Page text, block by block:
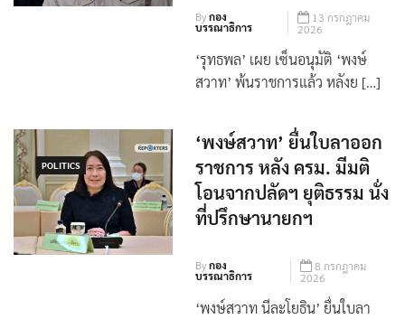
Byกอง
บรรณาธิการ
13 กรกฎาคม
2026
‘รุทธพล’ เผย เซ็นอนุมัติ ‘พงษ์
สวาท’ พ้นราชการแล้ว หลังย […]
POLITICS
‘พงษ์สวาท’ ยื่นใบลาออก
ราชการ หลัง ครม. มีมติ
โอนจากปลัดฯ ยุติธรรม นั่ง
ที่ปรึกษานายกฯ
Byกอง
บรรณาธิการ
8 กรกฎาคม
2026
‘พงษ์สวาท นีละโยธิน’ ยื่นใบลา